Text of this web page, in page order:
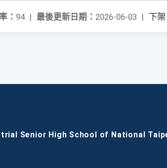
下架
最後更新日期： 2026-06-03 |
： 94 |
Senior High School of National